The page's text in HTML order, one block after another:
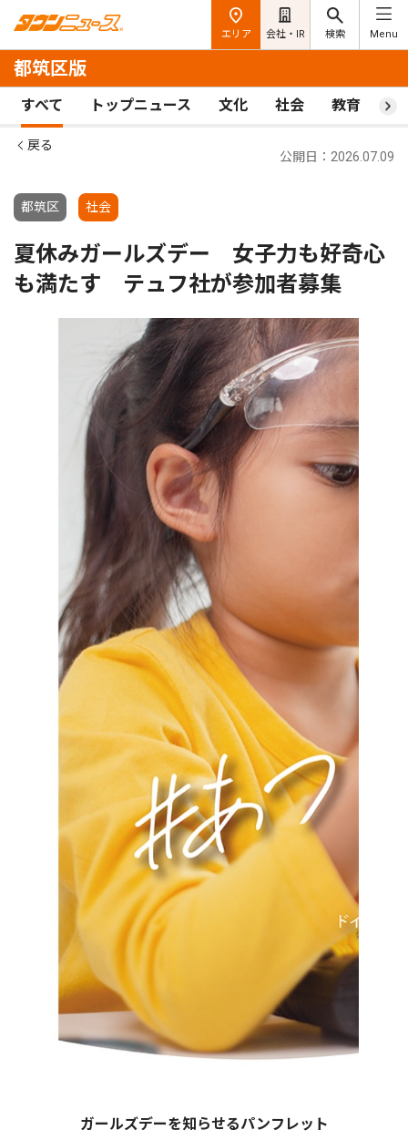
エリア 会社・IR 検索 Menu
都筑区版
すべて トップニュース 文化 社会 教育 ス
戻る
都筑区 社会
公開日：2026.07.09
夏休みガールズデー 女子力も好奇心
も満たす テュフ社が参加者募集
ガールズデーを知らせるパンフレット